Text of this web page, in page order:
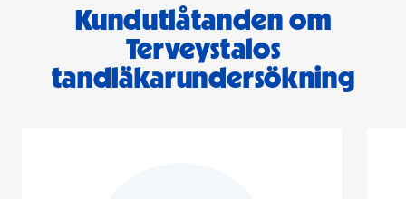
Kundutlåtanden om
Terveystalos
tandläkarundersökning